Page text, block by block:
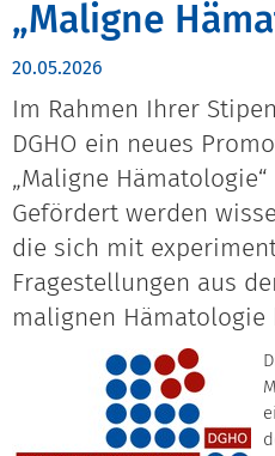
„Maligne
20.05.2026
Im Rahmen Ihrer
DGHO ein neues
„Maligne
Gefördert werden
die sich mit
Fragestellungen aus
malignen Hämatologie